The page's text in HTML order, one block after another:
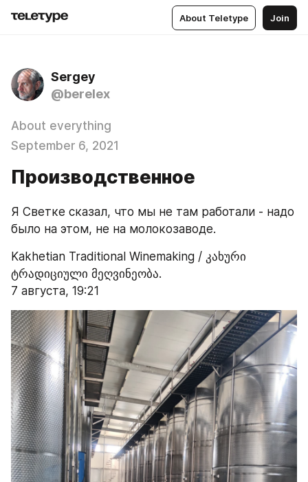
About Teletype Join
Sergey
@berelex
About everything
September 6, 2021
Производственное
Я Светке сказал, что мы не там работали - надо
было на этом, не на молокозаводе.
Kakhetian Traditional Winemaking / კახური
ტრადიციული მეღვინეობა.
7 августа, 19:21